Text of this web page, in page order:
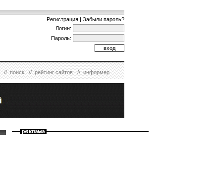
Регистрация | Забыли пароль?
Логин:
Пароль:
//поиск//рейтинг сайтов//информер